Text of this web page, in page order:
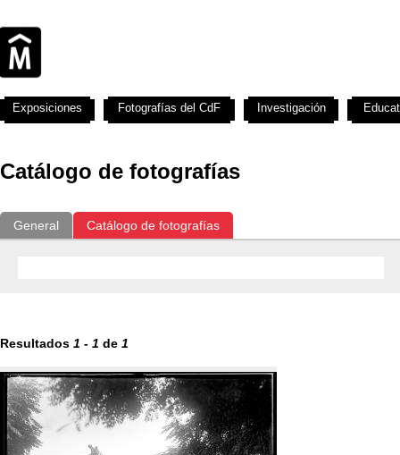
Catálogo de fotografías
General Catálogo de fotografías
Resultados 1 - 1 de 1
Exposiciones Fotografías del CdF Investigación